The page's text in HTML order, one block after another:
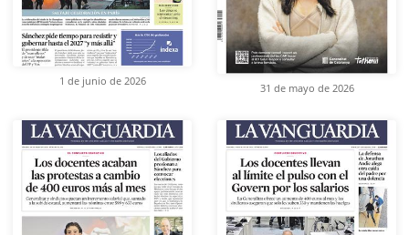
1 de junio de 2026
31 de mayo de 2026